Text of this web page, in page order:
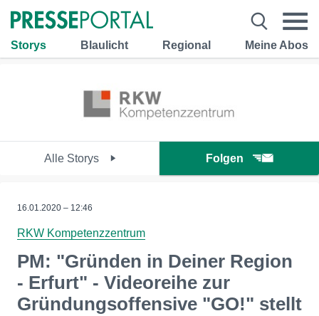
Storys Blaulicht Regional Meine Abos
Alle Storys Folgen
16.01.2020 – 12:46
RKW Kompetenzzentrum
PM: "Gründen in Deiner Region
- Erfurt" - Videoreihe zur
Gründungsoffensive "GO!" stellt